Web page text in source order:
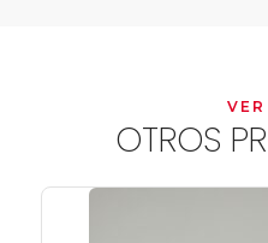
OTROS